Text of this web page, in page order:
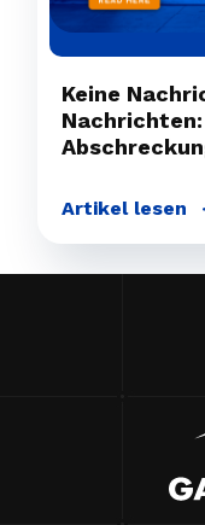
Keine
Artikel lesen